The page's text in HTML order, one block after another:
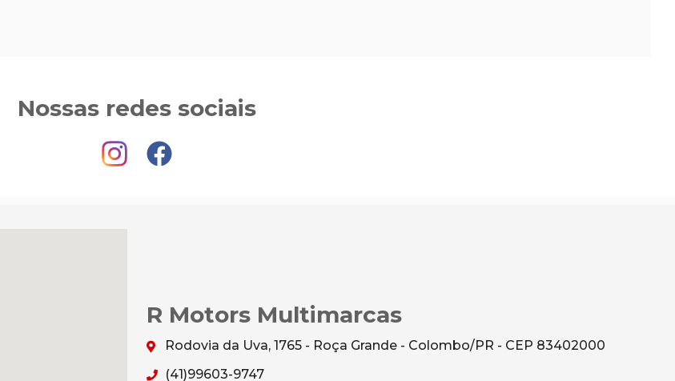
Nossas redes sociais
R Motors Multimarcas
Rodovia da Uva, 1765 - Roça Grande - Colombo/PR - CEP 83402000
(41)99603-9747